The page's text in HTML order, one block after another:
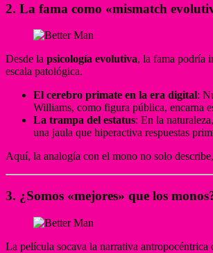
2. La fama como «mismatch
Desde la psicología evolutiva, la fama podría
escala patológica.
El cerebro primate en la era digital:
Williams, como figura pública, encarna
La trampa del estatus: En la
una jaula que hiperactiva respuestas
Aquí, la analogía con el mono no solo
3. ¿Somos «mejores» que los
La película socava la narrativa